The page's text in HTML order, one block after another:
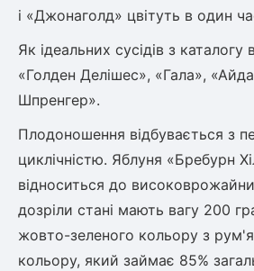
і «Джонаголд» цвітуть в один
Як ідеальних сусідів з
«Голден Делішес», «Гала»,
Шпренгер».
Плодоношення відбувається з
циклічністю. Яблуня «Бребурн
відноситься до
дозріли стані мають вагу 200
жовто-зеленого кольору з
кольору, який займає 85%